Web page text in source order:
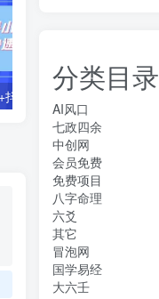
零基础好物分享+抖小店+千川投流课：轻松快速起号，快速学会抖音投流
分类目录
AI风口
七政四余
中创网
会员免费
免费项目
八字命理
六爻
其它
冒泡网
国学易经
大六壬